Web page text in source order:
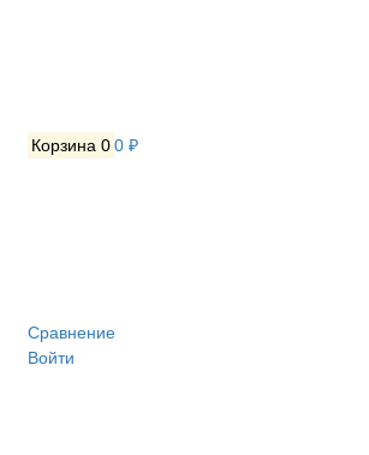
Корзина 00 ₽
Сравнение
Войти